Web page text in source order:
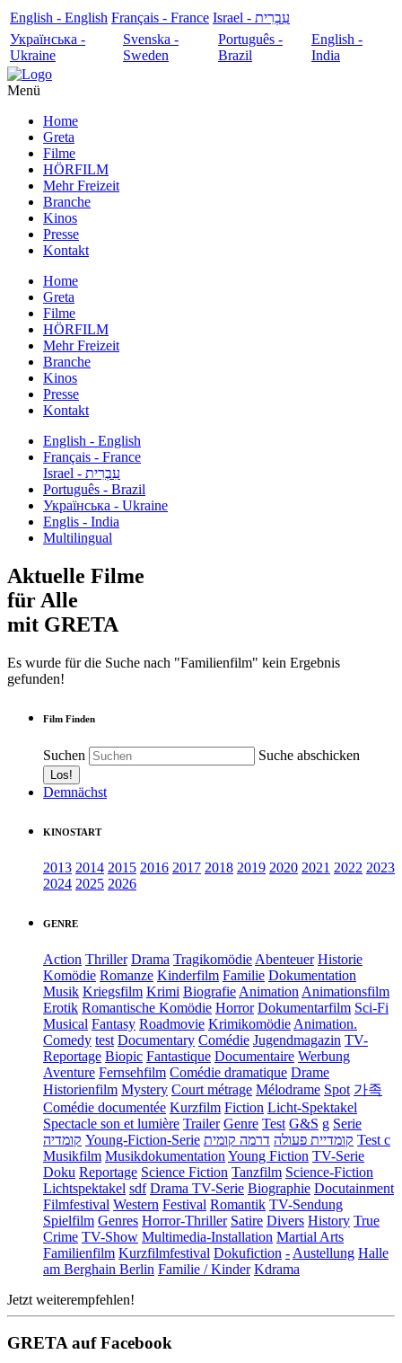
English - English Français - France
עִבְרִית - Israel
Українська -
Ukraine
Svenska -
Sweden
Português -
Brazil
English -
India
Menü
Home
Greta
Filme
HÖRFILM
Mehr Freizeit
Branche
Kinos
Presse
Kontakt
Home
Greta
Filme
HÖRFILM
Mehr Freizeit
Branche
Kinos
Presse
Kontakt
English - English
Français - France
עִבְרִית - Israel
Português - Brazil
Українська - Ukraine
Englis - India
Multilingual
Aktuelle Filme
für Alle
mit GRETA
Es wurde für die Suche nach "Familienfilm" kein Ergebnis
gefunden!
Film Finden
Suchen Suche abschicken
Demnächst
KINOSTART
2013 2014 2015 2016 2017 2018 2019 2020 2021 2022 2023
2024 2025 2026
GENRE
Action Thriller Drama Tragikomödie Abenteuer Historie
Komödie Romanze Kinderfilm Familie Dokumentation
Musik Kriegsfilm Krimi Biografie Animation Animationsfilm
Erotik Romantische Komödie Horror Dokumentarfilm Sci-Fi
Musical Fantasy Roadmovie Krimikomödie Animation.
Comedy test Documentary Comédie Jugendmagazin TV-
Reportage Biopic Fantastique Documentaire Werbung
Aventure Fernsehfilm Comédie dramatique Drame
Historienfilm Mystery Court métrage Mélodrame Spot 가족
Comédie documentée Kurzfilm Fiction Licht-Spektakel
Spectacle son et lumière Trailer Genre Test G&S g Serie
קומדיה Young-Fiction-Serie קומדיית פעולה דרמה קומית
Test c
Musikfilm Musikdokumentation Young Fiction TV-Serie
Doku Reportage Science Fiction Tanzfilm Science-Fiction
Lichtspektakel sdf Drama TV-Serie Biographie Docutainment
Filmfestival Western Festival Romantik TV-Sendung
Spielfilm Genres Horror-Thriller Satire Divers History True
Crime TV-Show Multimedia-Installation Martial Arts
Familienfilm Kurzfilmfestival Dokufiction - Austellung Halle
am Berghain Berlin Familie / Kinder Kdrama
Jetzt weiterempfehlen!
GRETA auf Facebook